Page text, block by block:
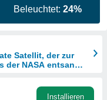
Beleuchtet:24%
Satellit, der zur
der NASA entsandt
Installieren